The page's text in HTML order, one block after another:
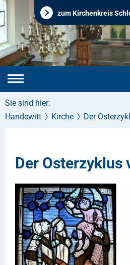
zum Kirchenkreis
Sie sind hier:
Handewitt
Kirche Der
Der Osterzyklus